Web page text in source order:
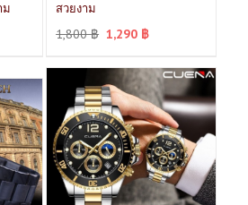
ม
สวยงาม
1,800฿ 1,290 ฿